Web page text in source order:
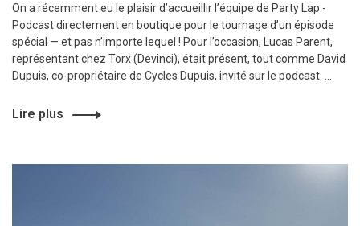
On a récemment eu le plaisir d’accueillir l’équipe de Party Lap -
Podcast directement en boutique pour le tournage d’un épisode
spécial — et pas n’importe lequel ! Pour l’occasion, Lucas Parent,
représentant chez Torx (Devinci), était présent, tout comme David
Dupuis, co-propriétaire de Cycles Dupuis, invité sur le podcast. ...
Lire plus